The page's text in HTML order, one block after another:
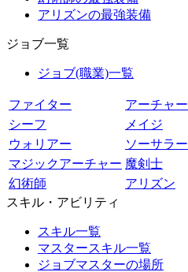
アリズンの最強装備
ジョブ一覧
ジョブ(職業)一覧
ファイター
アーチャー
シーフ
メイジ
ウォリアー
ソーサラー
マジックアーチャー 魔剣士
幻術師
アリズン
スキル・アビリティ
スキル一覧
マスタースキル一覧
ジョブマスターの場所